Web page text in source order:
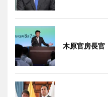
木原官房長官